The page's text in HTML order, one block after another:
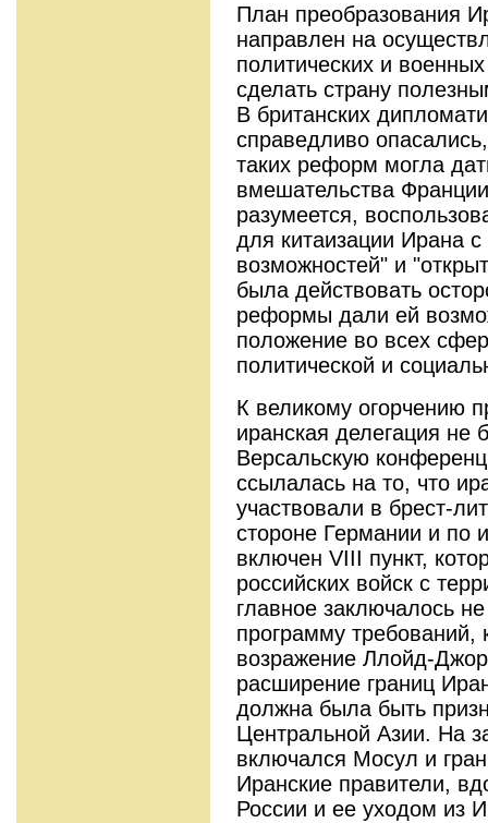
План преобразования
направлен на
политических и
сделать страну
В британских
справедливо
таких реформ могла
вмешательства
разумеется,
для китаизации Ирана
возможностей" и
была действовать
реформы дали ей
положение во всех
политической и
К великому огорчению
иранская делегация
Версальскую
ссылалась на то, что
участвовали в брест-
стороне Германии и по
включен VIII пункт,
российских войск с
главное заключалось
программу требований,
возражение Ллойд-
расширение границ
должна была быть
Центральной Азии. На
включался Мосул и
Иранские правители,
России и ее уходом из